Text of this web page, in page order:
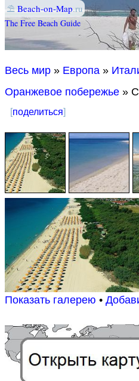
⛱ Beach-on-Map.ru
The Free Beach Guide
Весь мир » Европа »
Оранжевое побережье »
[поделиться]
Показать галерею •